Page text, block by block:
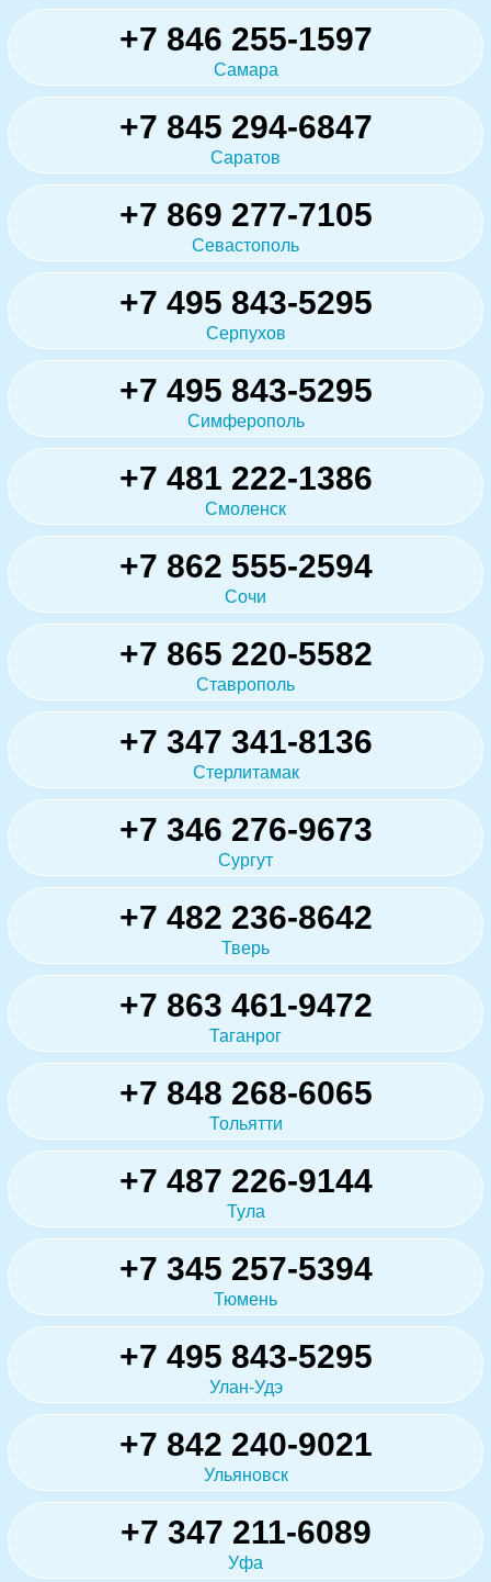
+7 846 255-1597
Самара
+7 845 294-6847
Саратов
+7 869 277-7105
Севастополь
+7 495 843-5295
Серпухов
+7 495 843-5295
Симферополь
+7 481 222-1386
Смоленск
+7 862 555-2594
Сочи
+7 865 220-5582
Ставрополь
+7 347 341-8136
Стерлитамак
+7 346 276-9673
Сургут
+7 482 236-8642
Тверь
+7 863 461-9472
Таганрог
+7 848 268-6065
Тольятти
+7 487 226-9144
Тула
+7 345 257-5394
Тюмень
+7 495 843-5295
Улан-Удэ
+7 842 240-9021
Ульяновск
+7 347 211-6089
Уфа